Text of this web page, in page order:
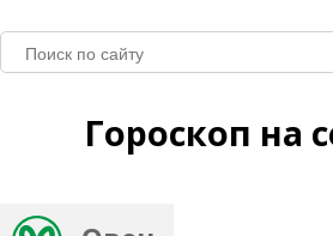
Гороскоп на